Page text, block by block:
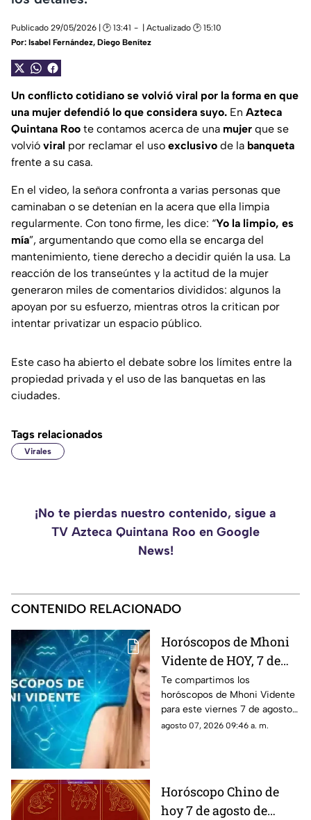
Publicado 29/05/2026 | 🕑 13:41
| Actualizado 🕑 15:10
Por: Isabel Fernández, Diego Benítez
Un conflicto cotidiano se volvió viral por la forma en que
una mujer defendió lo que considera suyo. En Azteca
Quintana Roo te contamos acerca de una mujer que se
volvió viral por reclamar el uso exclusivo de la banqueta
frente a su casa.
En el video, la señora confronta a varias personas que
caminaban o se detenían en la acera que ella limpia
regularmente. Con tono firme, les dice: “Yo la limpio, es
mía”, argumentando que como ella se encarga del
mantenimiento, tiene derecho a decidir quién la usa. La
reacción de los transeúntes y la actitud de la mujer
generaron miles de comentarios divididos: algunos la
apoyan por su esfuerzo, mientras otros la critican por
intentar privatizar un espacio público.
Este caso ha abierto el debate sobre los límites entre la
propiedad privada y el uso de las banquetas en las
ciudades.
Tags relacionados
Virales
¡No te pierdas nuestro contenido, sigue a
TV Azteca Quintana Roo en Google
News!
CONTENIDO RELACIONADO
Horóscopos de Mhoni
Vidente de HOY, 7 de
agosto de 2026: ¿Cuáles
son las predicciones
para cada signo
zodiacal este viernes?
Te compartimos los
horóscopos de Mhoni Vidente
para este viernes 7 de agosto
de 2026 y sus predicciones
agosto 07, 2026 09:46 a. m.
Horóscopo Chino de
hoy 7 de agosto de